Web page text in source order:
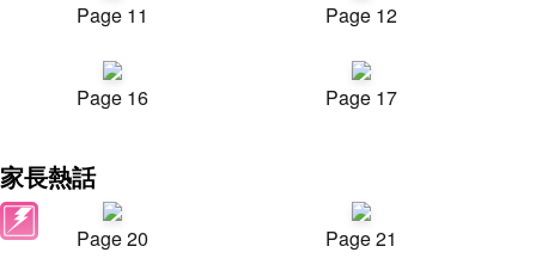
Page 11 Page 12
Page 16 Page 17
家長熱話
Page 20 Page 21